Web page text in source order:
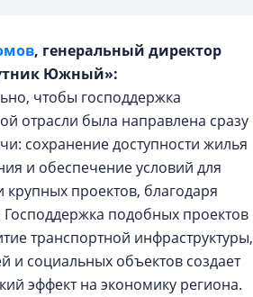
, генеральный директор
Южный»:
чтобы господдержка
отрасли была направлена сразу
сохранение доступности жилья
и обеспечение условий для
крупных проектов, благодаря
подобных проектов
транспортной инфраструктуры,
и социальных объектов создает
эффект на экономику региона.